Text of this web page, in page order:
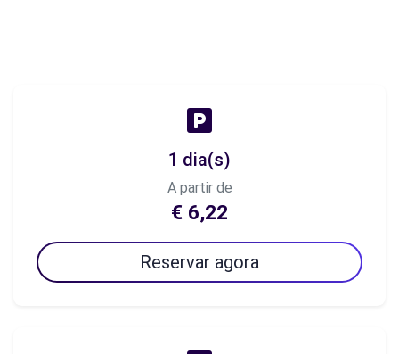
1 dia(s)
A partir de
€ 6,22
Reservar agora